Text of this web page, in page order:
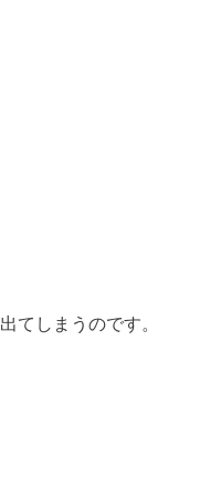
てしまうのです。